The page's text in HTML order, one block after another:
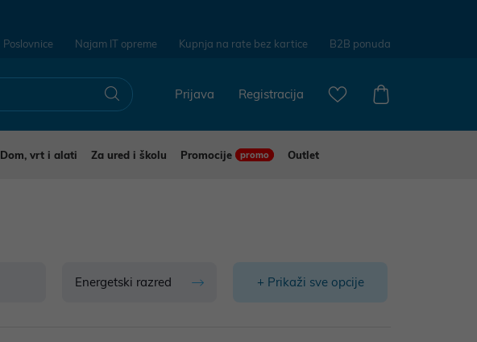
Poslovnice Najam IT opreme Kupnja na rate bez kartice B2B ponuda
Registracija
Prijava
Dom, vrt i alati Za ured i školu Promocije promo
Outlet
Energetski razred + Prikaži sve opcije